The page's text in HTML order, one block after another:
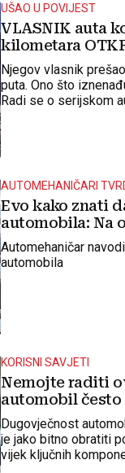
UŠAO U POVIJEST
VLASNIK auta
kilometara
Njegov vlasnik
puta. Ono što
Radi se o serijskom
AUTOMEHANIČARI
Evo kako znati
automobila: Na
Automehaničar
automobila
KORISNI SAVJETI
Nemojte raditi
automobil
Dugovječnost
je jako bitno obratiti
vijek ključnih